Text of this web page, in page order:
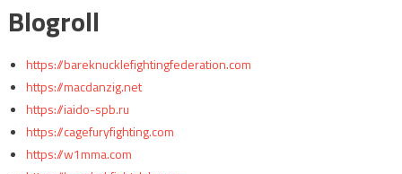
Blogroll
https://bareknucklefightingfederation.com
https://macdanzig.net
https://iaido-spb.ru
https://cagefuryfighting.com
https://w1mma.com